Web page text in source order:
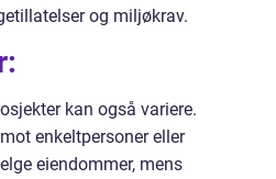
og miljøkrav.
kan også variere.
enkeltpersoner eller
eiendommer, mens